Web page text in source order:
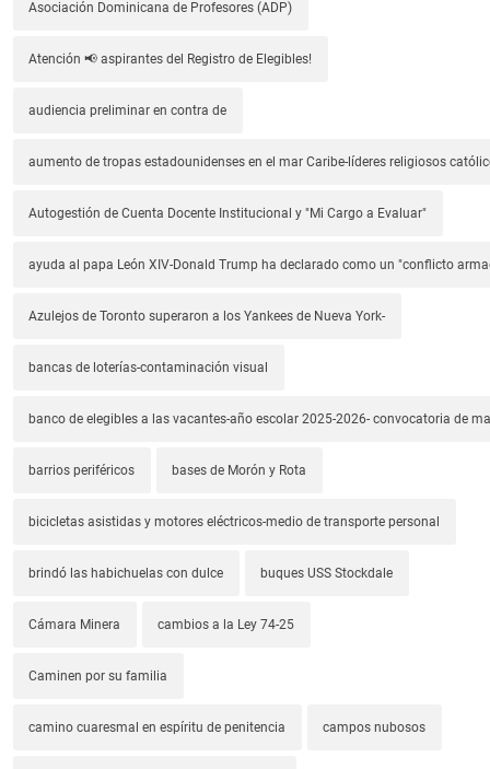
Asociación Dominicana de Profesores (ADP)
Atención 📢 aspirantes del Registro de Elegibles!
audiencia preliminar en contra de
aumento de tropas estadounidenses en el mar Caribe-líderes religiosos
Autogestión de Cuenta Docente Institucional y "Mi Cargo a Evaluar"
ayuda al papa León XIV-Donald Trump ha declarado como un "conflicto
Azulejos de Toronto superaron a los Yankees de Nueva York-
bancas de loterías-contaminación visual
banco de elegibles a las vacantes-año escolar 2025-2026- convocatoria de
barrios periféricos bases de Morón y Rota
bicicletas asistidas y motores eléctricos-medio de transporte personal
brindó las habichuelas con dulce buques USS Stockdale
Cámara Minera cambios a la Ley 74-25
Caminen por su familia
camino cuaresmal en espíritu de penitencia campos nubosos